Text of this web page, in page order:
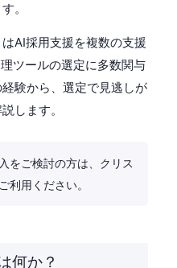
。
AI採用支援を複数の支援
ツールの選定に多数関与
験から、選定で見逃しが
します。
をご検討の方は、クリス
利用ください。
何か？